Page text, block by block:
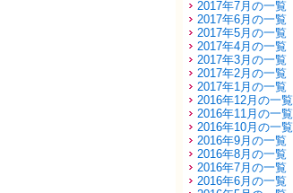
2017年7月の一覧
2017年6月の一覧
2017年5月の一覧
2017年4月の一覧
2017年3月の一覧
2017年2月の一覧
2017年1月の一覧
2016年12月の一覧
2016年11月の一覧
2016年10月の一覧
2016年9月の一覧
2016年8月の一覧
2016年7月の一覧
2016年6月の一覧